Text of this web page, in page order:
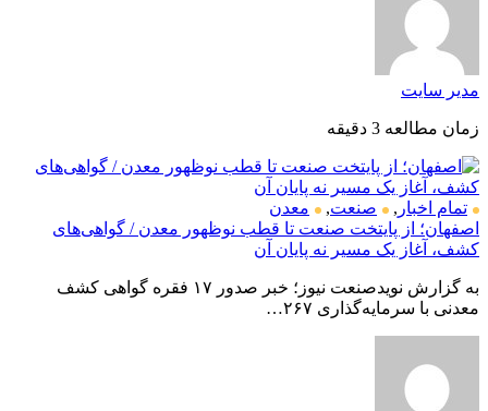
مدیر سایت
زمان مطالعه 3 دقیقه
تمام اخبار , صنعت,
معدن
اصفهان؛ از پایتخت صنعت تا قطب نوظهور معدن / گواهی‌های
کشف، آغاز یک مسیر نه پایان آن
به گزارش نویدصنعت نیوز؛ خبر صدور ۱۷ فقره گواهی کشف
معدنی با سرمایه‌گذاری ۲۶۷…